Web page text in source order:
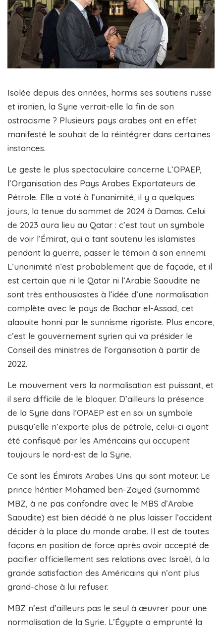
Isolée depuis des années, hormis ses soutiens russe
et iranien, la Syrie verrait-elle la fin de son
ostracisme ? Plusieurs pays arabes ont en effet
manifesté le souhait de la réintégrer dans certaines
instances.
Le geste le plus spectaculaire concerne L’OPAEP,
l’Organisation des Pays Arabes Exportateurs de
Pétrole. Elle a voté à l’unanimité, il y a quelques
jours, la tenue du sommet de 2024 à Damas. Celui
de 2023 aura lieu au Qatar : c’est tout un symbole
de voir l’Émirat, qui a tant soutenu les islamistes
pendant la guerre, passer le témoin à son ennemi.
L’unanimité n’est probablement que de façade, et il
est certain que ni le Qatar ni l’Arabie Saoudite ne
sont très enthousiastes à l’idée d’une normalisation
complète avec le pays de Bachar el-Assad, cet
alaouite honni par le sunnisme rigoriste. Plus encore,
c’est le gouvernement syrien qui va présider le
Conseil des ministres de l’organisation à partir de
2022.
Le mouvement vers la normalisation est puissant, et
il sera difficile de le bloquer. D’ailleurs la présence
de la Syrie dans l’OPAEP est en soi un symbole
puisqu’elle n’exporte plus de pétrole, celui-ci ayant
été confisqué par les Américains qui occupent
toujours le nord-est de la Syrie.
Ce sont les Émirats Arabes Unis qui sont moteur. Le
prince héritier Mohamed ben-Zayed (surnommé
MBZ, à ne pas confondre avec le MBS d’Arabie
Saoudite) est bien décidé à ne plus laisser l’occident
décider à la place du monde arabe. Il est de toutes
façons en position de force après avoir accepté de
pacifier officiellement ses relations avec Israël, à la
grande satisfaction des Américains qui n’ont plus
grand-chose à lui refuser.
MBZ n’est d’ailleurs pas le seul à œuvrer pour une
normalisation de la Syrie. L’Égypte a emprunté la